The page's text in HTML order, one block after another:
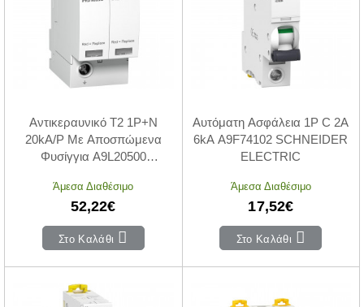
Αντικεραυνικό T2 1P+N
20kA/P Με Αποσπώμενα
Φυσίγγια A9L20500
Άμεσα Διαθέσιμο
52,22€
Στο Καλάθι
Αυτόματη Ασφάλεια 1P C 2A
6kA A9F74102 SCHNEIDER
ELECTRIC
Άμεσα Διαθέσιμο
17,52€
Στο Καλάθι